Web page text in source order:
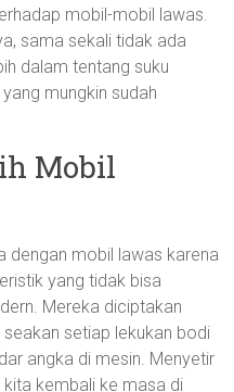
mobil-mobil lawas.
sama sekali tidak ada
dalam tentang suku
mungkin sudah
Mobil
dengan mobil lawas karena
yang tidak bisa
Mereka diciptakan
setiap lekukan bodi
angka di mesin. Menyetir
kembali ke masa di